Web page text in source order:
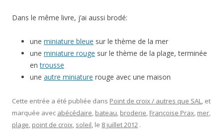
Dans le même livre, j’ai aussi brodé:
une miniature bleue sur le thème de la mer
une miniature rouge sur le thème de la plage, terminée
entrousse
une autre miniature rouge avec une maison
Cette entrée a été publiée dans Point de croix / autres que SAL, et
marquée avec abécédaire, bateau, broderie, Françoise Prax, mer,
plage, point de croix, soleil, le 8 juillet 2012 .